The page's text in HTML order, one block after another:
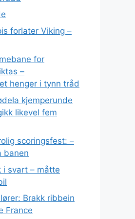
forlater Viking –
for
–
henger i tynn tråd
kjemperunde
likevel fem
scoringsfest: –
banen
i svart – måtte
Brakk ribbein
France